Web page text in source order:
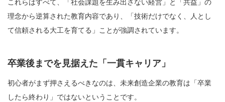
これらはすべて、「社会課題を生み出さない経営」と「共益」の
理念から逆算された教育内容であり、「技術だけでなく、人とし
て信頼される大工を育てる」ことが強調されています。
卒業後までを見据えた「一貫キャリア」
初心者がまず押さえるべきなのは、未来創造企業の教育は「卒業
したら終わり」ではないということです。